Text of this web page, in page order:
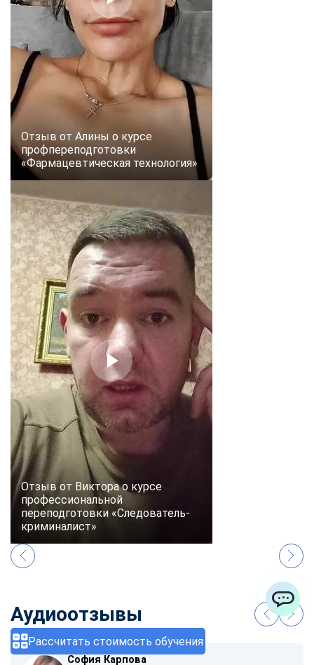
Рассчитать стоимость обучения
Отзыв от Алины о курсе
профпереподготовки
«Фармацевтическая технология»
Отзыв от Виктора о курсе
профессиональной
переподготовки «Следователь-
криминалист»
Аудиоотзывы
София Карпова
ChatApp
online
Мессенджеры
Свяжитесь с нами через любой удобный мессенджер!
Telegram WhatsApp
Vkontakte EMail
Max